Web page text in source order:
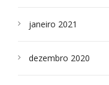
janeiro 2021
dezembro 2020